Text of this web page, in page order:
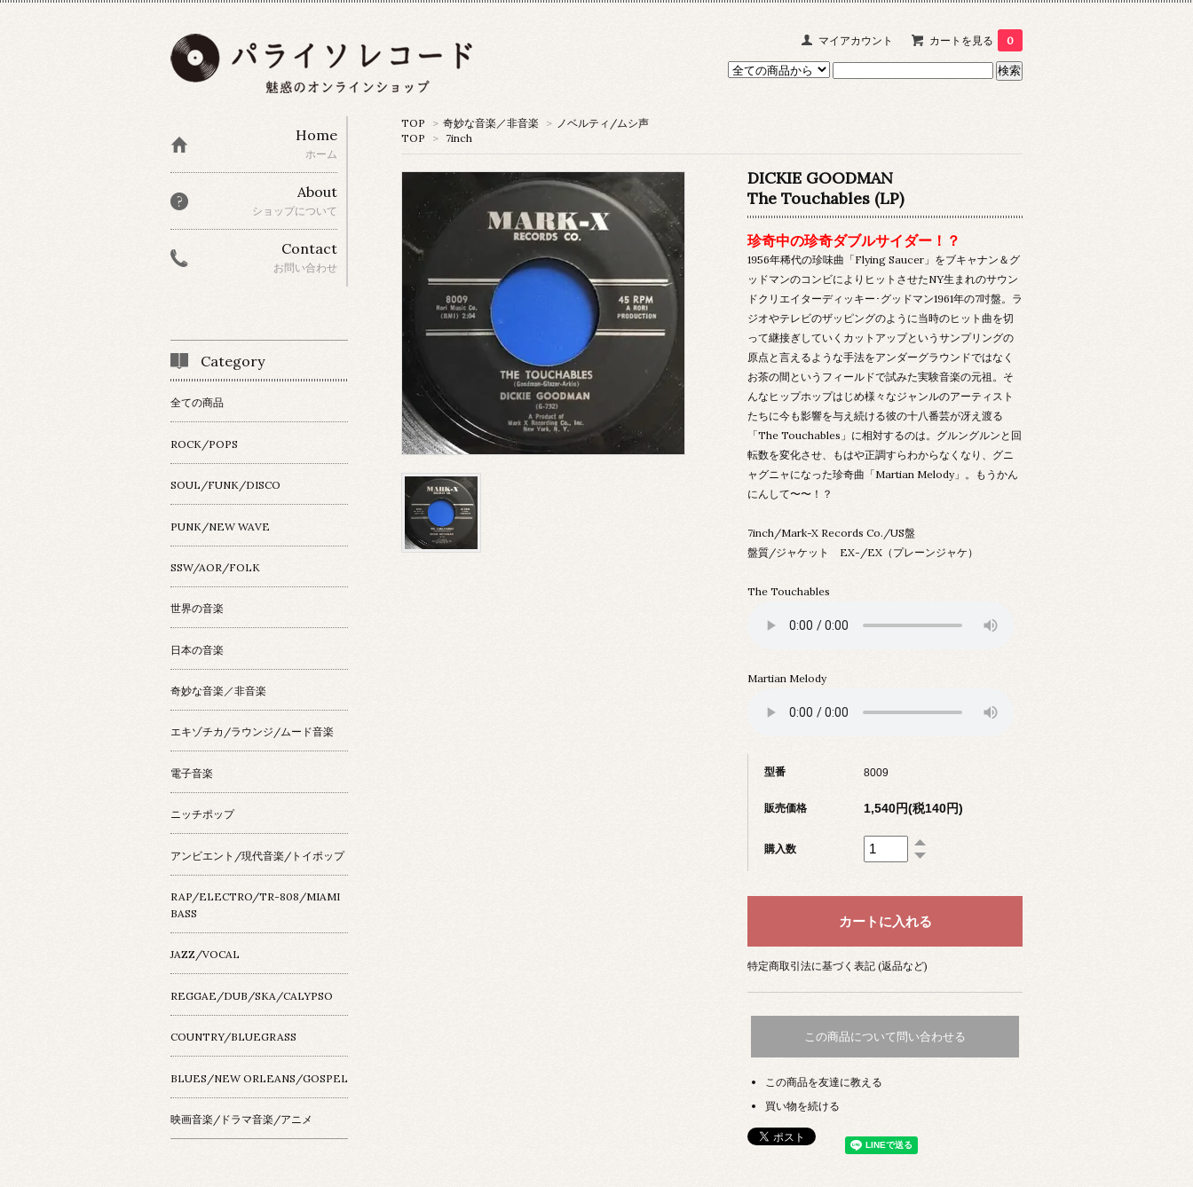
マイアカウント カートを見る 0
TOP > 奇妙な音楽／非音楽 > ノベルティ/ムシ声
TOP
> 7inch
DICKIE GOODMAN
The Touchables (LP)
珍奇中の珍奇ダブルサイダー！？
1956年稀代の珍味曲「Flying Saucer」をブキャナン＆グ
ッドマンのコンビによりヒットさせたNY生まれのサウン
ドクリエイターディッキー･グッドマン1961年の7吋盤。ラ
ジオやテレビのザッピングのように当時のヒット曲を切
って継接ぎしていくカットアップというサンプリングの
原点と言えるような手法をアンダーグラウンドではなく
お茶の間というフィールドで試みた実験音楽の元祖。そ
んなヒップホップはじめ様々なジャンルのアーティスト
たちに今も影響を与え続ける彼の十八番芸が冴え渡る
「The Touchables」に相対するのは。グルングルンと回
転数を変化させ、もはや正調すらわからなくなり、グニ
ャグニャになった珍奇曲「Martian Melody」。もうかん
にんして〜〜！？
7inch/Mark-X Records Co./US盤
盤質/ジャケット EX-/EX（プレーンジャケ）
The Touchables
Martian Melody
型番 8009
販売価格 1,540円(税140円)
購入数
特定商取引法に基づく表記 (返品など)
この商品について問い合わせる
この商品を友達に教える
買い物を続ける
Home
ホーム
About
ショップについて
Contact
お問い合わせ
Category
全ての商品
ROCK/POPS
SOUL/FUNK/DISCO
PUNK/NEW WAVE
SSW/AOR/FOLK
世界の音楽
日本の音楽
奇妙な音楽／非音楽
エキゾチカ/ラウンジ/ムード音楽
電子音楽
ニッチポップ
アンビエント/現代音楽/トイポップ
RAP/ELECTRO/TR-808/MIAMI
BASS
JAZZ/VOCAL
REGGAE/DUB/SKA/CALYPSO
COUNTRY/BLUEGRASS
BLUES/NEW ORLEANS/GOSPEL
映画音楽/ドラマ音楽/アニメ